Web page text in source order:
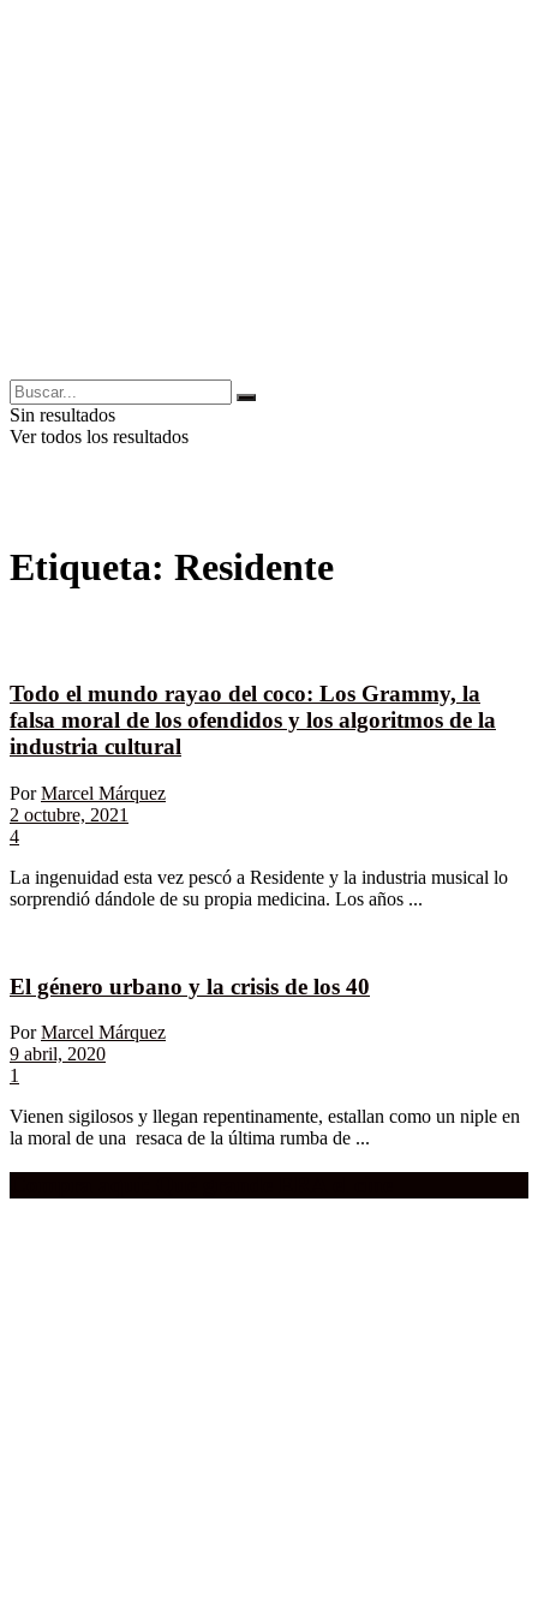
Sin resultados
Ver todos los resultados
Etiqueta: Residente
Todo el mundo rayao del coco: Los Grammy, la
falsa moral de los ofendidos y los algoritmos de la
industria cultural
Por Marcel Márquez
2 octubre, 2021
4
La ingenuidad esta vez pescó a Residente y la industria musical lo
sorprendió dándole de su propia medicina. Los años ...
El género urbano y la crisis de los 40
Por Marcel Márquez
9 abril, 2020
1
Vienen sigilosos y llegan repentinamente, estallan como un niple en
la moral de una resaca de la última rumba de ...